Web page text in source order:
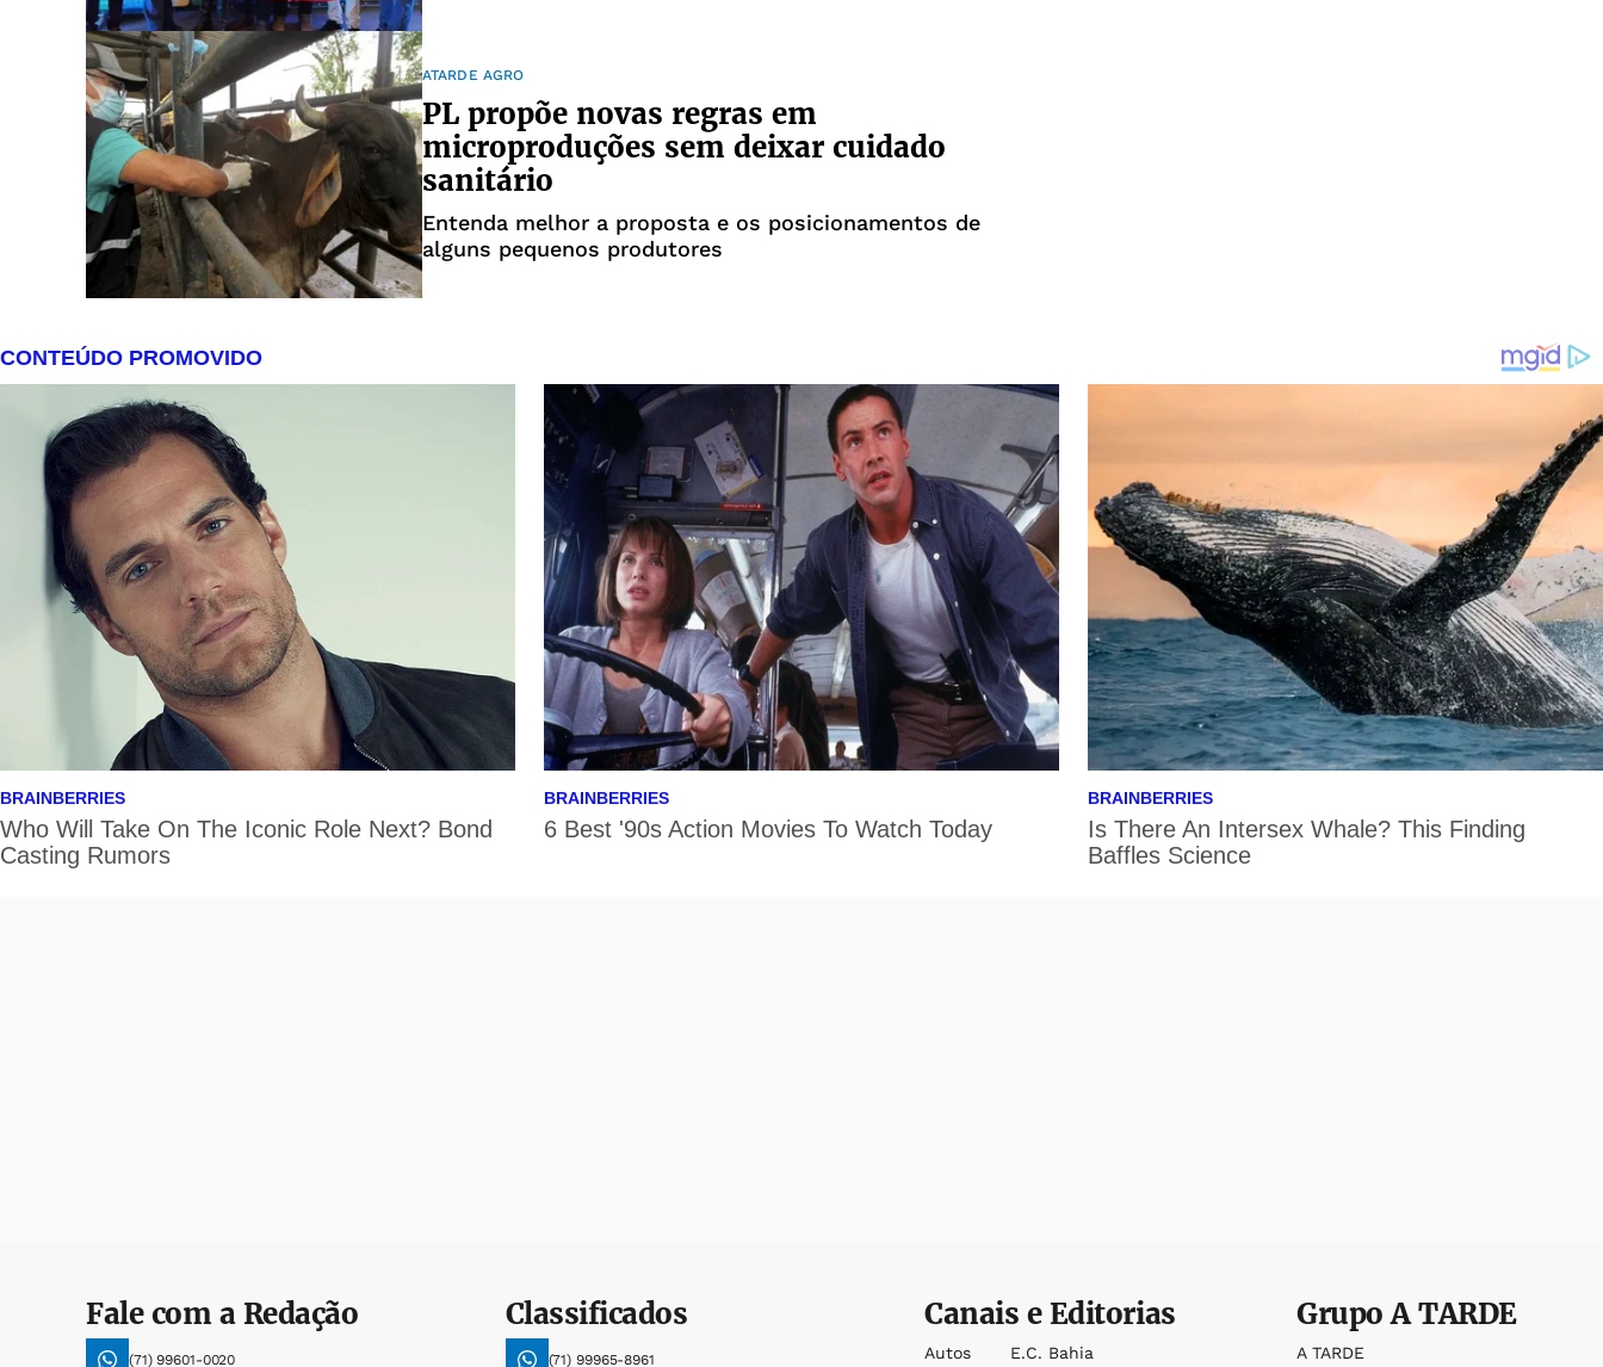
ATARDE AGRO
PL propõe novas regras em
microproduções sem deixar cuidado
sanitário
Entenda melhor a proposta e os posicionamentos de
alguns pequenos produtores
Fale com a Redação
(71) 99601-0020
Classificados
(71) 99965-8961
Canais e Editorias
Autos E.c. Bahia
GrupoA TARDE
A TARDE